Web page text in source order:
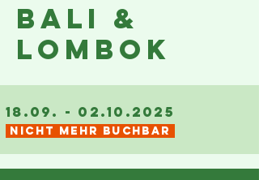
bali &
LOMBOK
18.09. - 02.10.2025
NICHT MEHR BUCHBAR